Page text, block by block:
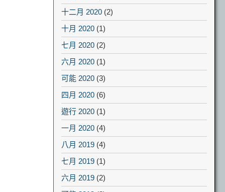
十二月 2020 (2)
十月 2020 (1)
七月 2020 (2)
六月 2020 (1)
可能 2020 (3)
四月 2020 (6)
遊行 2020 (1)
一月 2020 (4)
八月 2019 (4)
七月 2019 (1)
六月 2019 (2)